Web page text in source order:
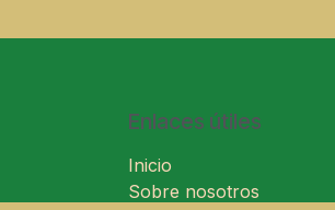
Enlaces útiles
Inicio
Sobre nosotros